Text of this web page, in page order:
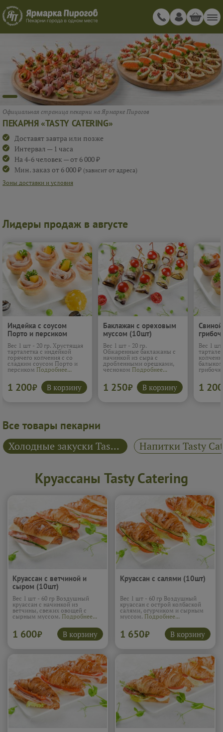
ПЕКАРНЯ «TASTY CATERING»
Официальная страница пекарни на Ярмарке Пирогов
Доставят завтра или позже
Интервал — 1 часа
На 4-6 человек — от 6 000 ₽
Мин. заказ от 6 000 ₽ (зависит от адреса)
Зоны доставки и условия
Лидеры продаж в августе
Индейка с соусом
Порто и персиком
(10шт)
Вес 1 шт - 20 гр. Хрустящая
тарталетка с индейкой
горячего копчения с со
сладким соусом Порто и
персиком Подробнее...
1 200₽ В корзину
Баклажан с ореховым
муссом (10шт)
Вес 1 шт - 20 гр.
Обжаренные баклажаны с
начинкой из сыра с
дробленными орешками,
чесноком Подробнее...
1 250₽ В корзину
Вес 1
1 200
Все товары пекарни
Холодные закуски Tasty Catering Напитки Tasty
Круассаны Tasty Catering
Круассан с ветчиной и
сыром (10шт)
Вес 1 шт - 60 гр Воздушный
круассан с начинкой из
ветчины, свежих овощей с
сырным муссом. Подробнее...
1 600₽ В корзину
Круассан с салями (10шт)
Вес 1 шт - 60 гр Воздушный
круассан с острой колбаской
салями, огурчиком и сырным
муссом. Подробнее...
1 650₽ В корзину